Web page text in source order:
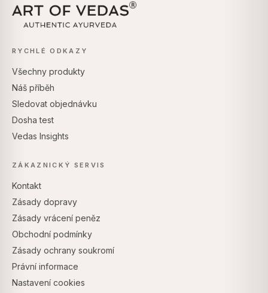
RYCHLÉ ODKAZY
Všechny produkty
Náš příběh
Sledovat objednávku
Dosha test
Vedas Insights
ZÁKAZNICKÝ SERVIS
Kontakt
Zásady dopravy
Zásady vrácení peněz
Obchodní podmínky
Zásady ochrany soukromí
Právní informace
Nastavení cookies